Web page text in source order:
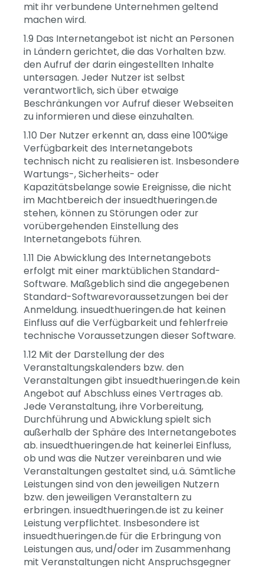
mit ihr verbundene Unternehmen geltend
machen wird.
1.9 Das Internetangebot ist nicht an Personen
in Ländern gerichtet, die das Vorhalten bzw.
den Aufruf der darin eingestellten Inhalte
untersagen. Jeder Nutzer ist selbst
verantwortlich, sich über etwaige
Beschränkungen vor Aufruf dieser Webseiten
zu informieren und diese einzuhalten.
1.10 Der Nutzer erkennt an, dass eine 100%ige
Verfügbarkeit des Internetangebots
technisch nicht zu realisieren ist. Insbesondere
Wartungs-, Sicherheits- oder
Kapazitätsbelange sowie Ereignisse, die nicht
im Machtbereich der insuedthueringen.de
stehen, können zu Störungen oder zur
vorübergehenden Einstellung des
Internetangebots führen.
1.11 Die Abwicklung des Internetangebots
erfolgt mit einer marktüblichen Standard-
Software. Maßgeblich sind die angegebenen
Standard-Softwarevoraussetzungen bei der
Anmeldung. insuedthueringen.de hat keinen
Einfluss auf die Verfügbarkeit und fehlerfreie
technische Voraussetzungen dieser Software.
1.12 Mit der Darstellung der des
Veranstaltungskalenders bzw. den
Veranstaltungen gibt insuedthueringen.de kein
Angebot auf Abschluss eines Vertrages ab.
Jede Veranstaltung, ihre Vorbereitung,
Durchführung und Abwicklung spielt sich
außerhalb der Sphäre des Internetangebotes
ab. insuedthueringen.de hat keinerlei Einfluss,
ob und was die Nutzer vereinbaren und wie
Veranstaltungen gestaltet sind, u.ä. Sämtliche
Leistungen sind von den jeweiligen Nutzern
bzw. den jeweiligen Veranstaltern zu
erbringen. insuedthueringen.de ist zu keiner
Leistung verpflichtet. Insbesondere ist
insuedthueringen.de für die Erbringung von
Leistungen aus, und/oder im Zusammenhang
mit Veranstaltungen nicht Anspruchsgegner